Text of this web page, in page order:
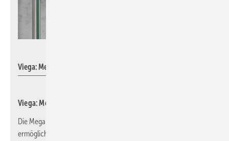
Viega: Megapress-Übergangsstücke mit Gewinde.
Viega: Megapress-Übergangsstücke
Die Megapress-Übergangsstücke aus bleifreier Siliziumbronze
ermöglichen in bestehenden Installationen den Wechsel auf